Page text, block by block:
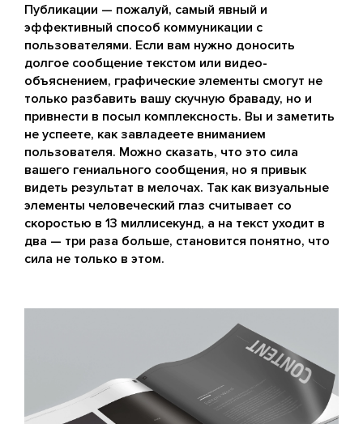
Публикации — пожалуй, самый явный и
эффективный способ коммуникации с
пользователями. Если вам нужно доносить
долгое сообщение текстом или видео-
объяснением, графические элементы смогут не
только разбавить вашу скучную браваду, но и
привнести в посыл комплексность. Вы и заметить
не успеете, как завладеете вниманием
пользователя. Можно сказать, что это сила
вашего гениального сообщения, но я привык
видеть результат в мелочах. Так как визуальные
элементы человеческий глаз считывает со
скоростью в 13 миллисекунд, а на текст уходит в
два — три раза больше, становится понятно, что
сила не только в этом.